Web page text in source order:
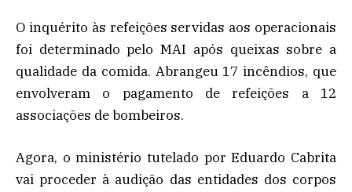
O inquérito às refeições servidas aos operacionais
foi determinado pelo MAI após queixas sobre a
qualidade da comida. Abrangeu 17 incêndios, que
envolveram o pagamento de refeições a 12
associações de bombeiros.
Agora, o ministério tutelado por Eduardo Cabrita
vai proceder à audição das entidades dos corpos